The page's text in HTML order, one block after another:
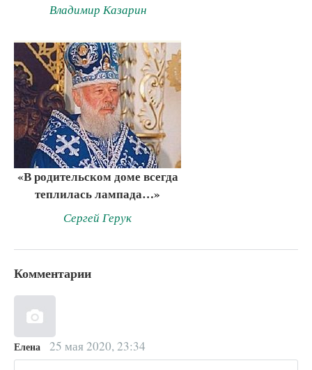
Владимир Казарин
«В родительском доме всегда
теплилась лампада…»
Сергей Герук
Комментарии
Елена 25 мая 2020, 23:34